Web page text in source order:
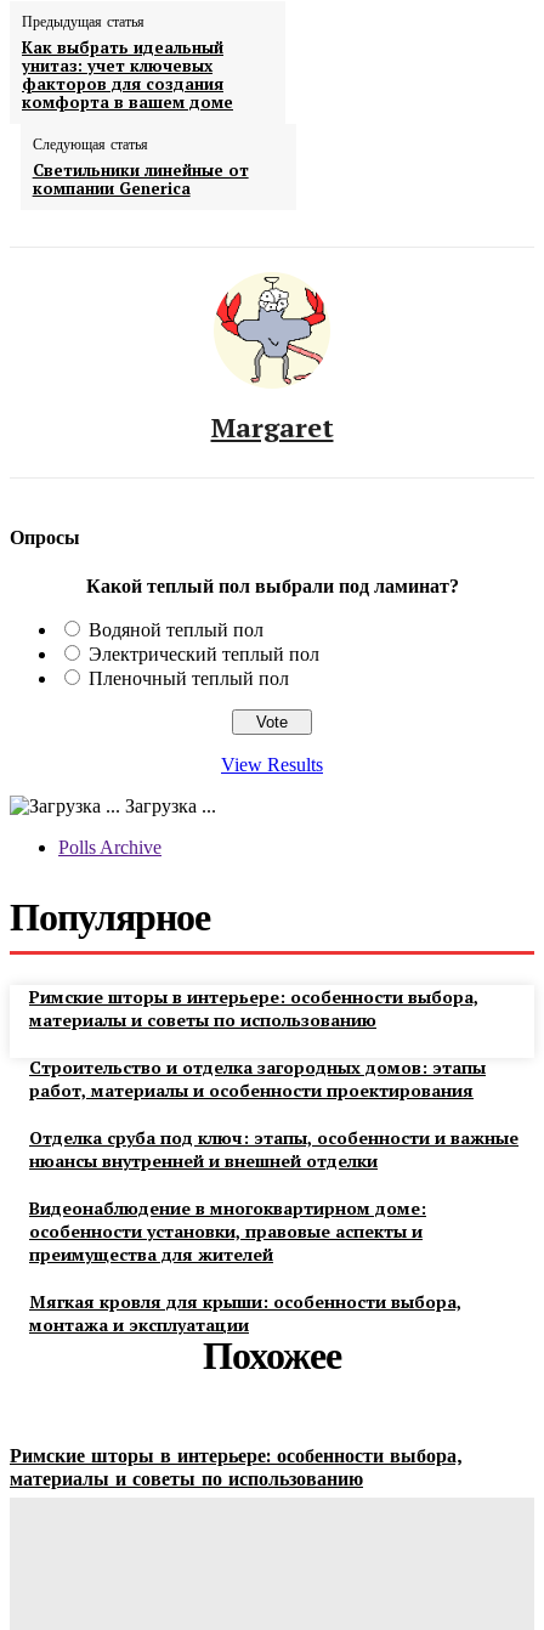
Предыдущая статья
Как выбрать идеальный
унитаз: учет ключевых
факторов для создания
комфорта в вашем доме
Следующая статья
Светильники линейные от
компании Generica
Margaret
Опросы
Какой теплый пол выбрали под ламинат?
Водяной теплый пол
Электрический теплый пол
Пленочный теплый пол
View Results
Загрузка ...
Polls Archive
Популярное
Римские шторы в интерьере: особенности выбора,
материалы и советы по использованию
Строительство и отделка загородных домов: этапы
работ, материалы и особенности проектирования
Отделка сруба под ключ: этапы, особенности и важные
нюансы внутренней и внешней отделки
Видеонаблюдение в многоквартирном доме:
особенности установки, правовые аспекты и
преимущества для жителей
Мягкая кровля для крыши: особенности выбора,
монтажа и эксплуатации
Похожее
Римские шторы в интерьере: особенности выбора,
материалы и советы по использованию